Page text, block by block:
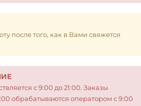
после того, как в Вами свяжется
с 9:00 до 21:00. Заказы
обрабатываются оператором с 9:00